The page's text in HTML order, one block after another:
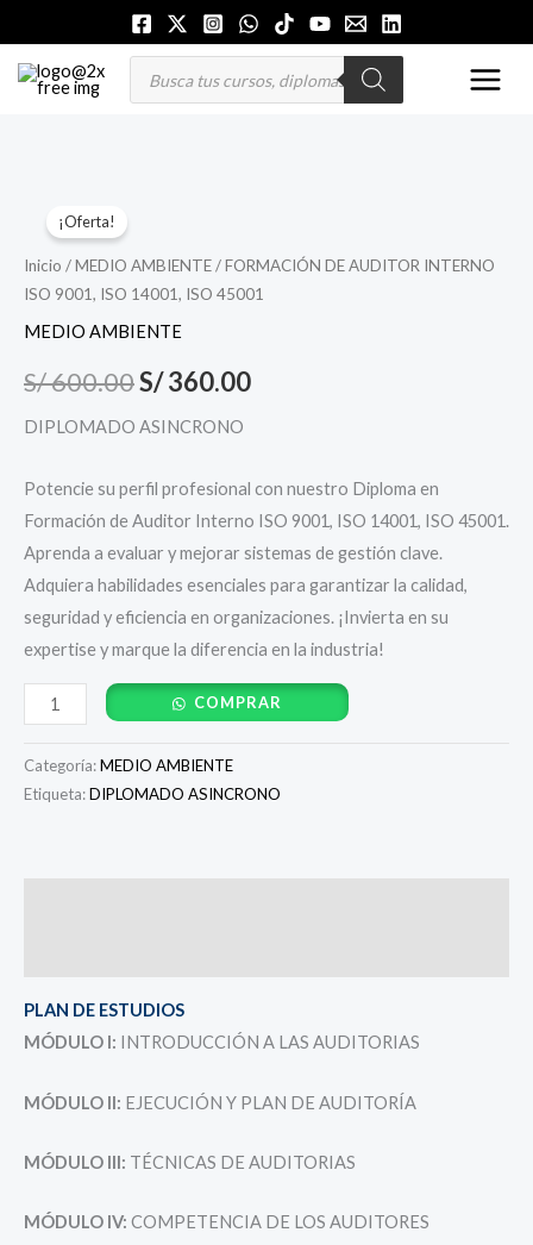
al
contenido
Búsqueda
productos
¡Oferta!
Inicio /MEDIO AMBIENTE/ FORMACIÓN DE AUDITOR INTERNO
ISO 9001, ISO 14001, ISO 45001
MEDIO AMBIENTE
S/600.00
precio
original
era:
S/ 600.00.
S/360.00
precio
actual
S/ 360.00.
DIPLOMADO ASINCRONO
Potencie su perfil profesional con nuestro Diploma en
Formación de Auditor Interno ISO 9001, ISO 14001, ISO 45001.
Aprenda a evaluar y mejorar sistemas de gestión clave.
Adquiera habilidades esenciales para garantizar la calidad,
seguridad y eficiencia en organizaciones. ¡Invierta en su
expertise y marque la diferencia en la industria!
DE
AUDITOR
INTERNO
ISO
ISO
14001,
45001
cantidad
COMPRAR
Categoría:MEDIO AMBIENTE
Etiqueta:DIPLOMADO ASINCRONO
PLAN DE ESTUDIOS
MÓDULO I: INTRODUCCIÓN A LAS AUDITORIAS
MÓDULO II: EJECUCIÓN Y PLAN DE AUDITORÍA
MÓDULO III: TÉCNICAS DE AUDITORIAS
MÓDULO IV: COMPETENCIA DE LOS AUDITORES